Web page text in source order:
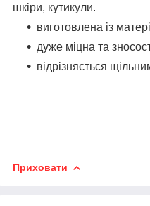
шкіри, кутикули.
виготовлена із
дуже міцна та
відрізняється
Приховати